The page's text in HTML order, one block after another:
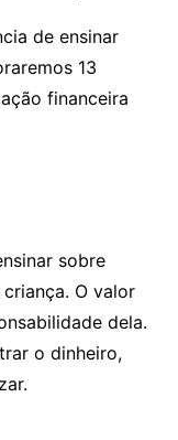
de ensinar
13
financeira
sobre
O valor
dela.
o dinheiro,